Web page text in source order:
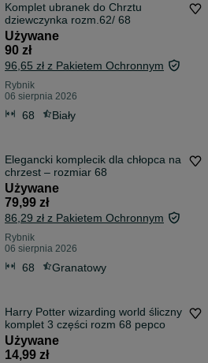
Komplet ubranek do Chrztu
dziewczynka rozm.62/ 68
Używane
90 zł
96,65 zł z Pakietem Ochronnym
Rybnik
06 sierpnia 2026
68 Biały
Elegancki komplecik dla chłopca na
chrzest – rozmiar 68
Używane
79,99 zł
86,29 zł z Pakietem Ochronnym
Rybnik
06 sierpnia 2026
68 Granatowy
Harry Potter wizarding world śliczny
komplet 3 części rozm 68 pepco
Używane
14,99 zł